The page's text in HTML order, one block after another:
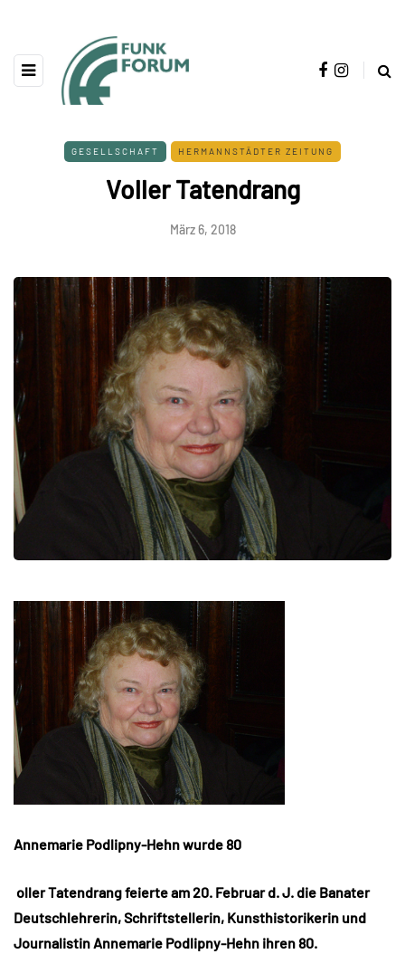
GESELLSCHAFT HERMANNSTÄDTER ZEITUNG
Voller Tatendrang
März 6, 2018
Annemarie Podlipny-Hehn wurde 80
oller Tatendrang feierte am 20. Februar d. J. die Banater
Deutschlehrerin, Schriftstellerin, Kunsthistorikerin und
Journalistin Annemarie Podlipny-Hehn ihren 80.